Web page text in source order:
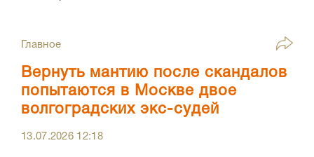
Главное
Вернуть мантию после скандалов
попытаются в Москве двое
волгоградских экс-судей
13.07.2026 12:18